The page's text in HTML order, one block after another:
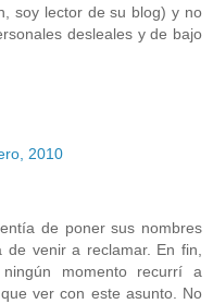
soy lector de su blog) y no
desleales y de bajo
2010
de poner sus nombres
venir a reclamar. En fin,
momento recurrí a
ver con este asunto. No